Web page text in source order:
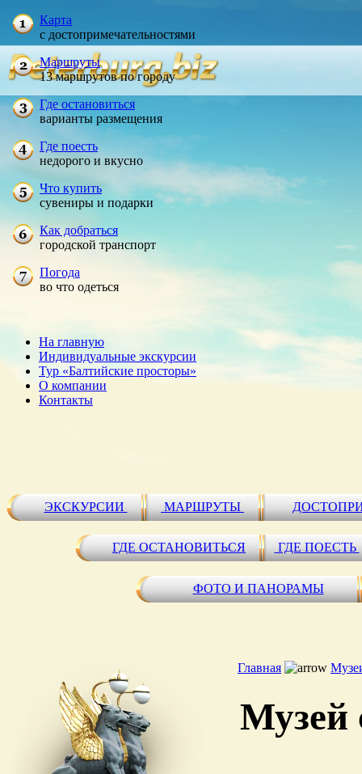
Карта
с достопримечательностями
Маршруты
13 маршрутов по городу
Где остановиться
варианты размещения
Где поесть
недорого и вкусно
Что купить
сувениры и подарки
Как добраться
городской транспорт
Погода
во что одеться
На главную
Индивидуальные экскурсии
Тур «Балтийские просторы»
О компании
Контакты
ЭКСКУРСИИ МАРШРУТЫ
ГДЕ ОСТАНОВИТЬСЯ ГДЕ ПОЕСТЬ
ФОТО И ПАНОРАМЫ
Главная
Музей